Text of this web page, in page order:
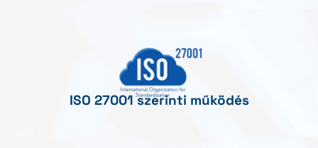
ISO 27001 szerinti működés